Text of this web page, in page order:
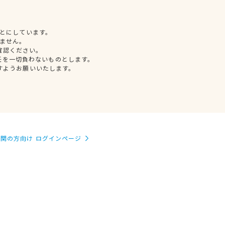
しています。
せん。
ください。
一切負わないものとします。
うお願いいたします。
の方向け ログインページ